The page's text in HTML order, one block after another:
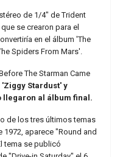
de 1/4" de Trident
se crearon para el
en el álbum 'The
Spiders From Mars'.
The Starman Came
Stardust' y
llegaron al álbum final.
de los tres últimos temas
aparece "Round and
tema se publicó